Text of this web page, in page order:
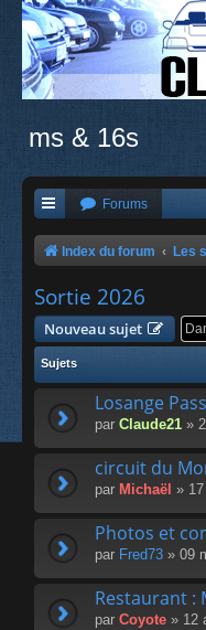
ms & 16s
Forums
Index du forum Les
Sortie 2026
Nouveau sujet
Sujets
Losange
par Claude21 »
circuit du
par Michaël »
Photos et
par Fred73 » 09
Restaurant :
par Coyote » 12